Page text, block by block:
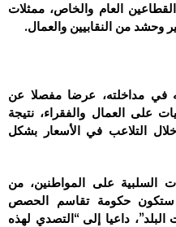
العام والخاص، ممثلات
وحشد من النقابيين والعمال.
في مداخلته، عرضا مفصلا عن
على العمال والفقراء، نتيجة
التلاعب في الأسعار بشكل
السلبية على المواطنين، من
ستكون حكومة تقاسم الحصص
داعيا إلى “التصدي لهذه